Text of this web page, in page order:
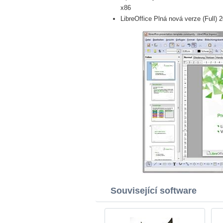
x86
LibreOffice Plná nová verze (Full)
Související software